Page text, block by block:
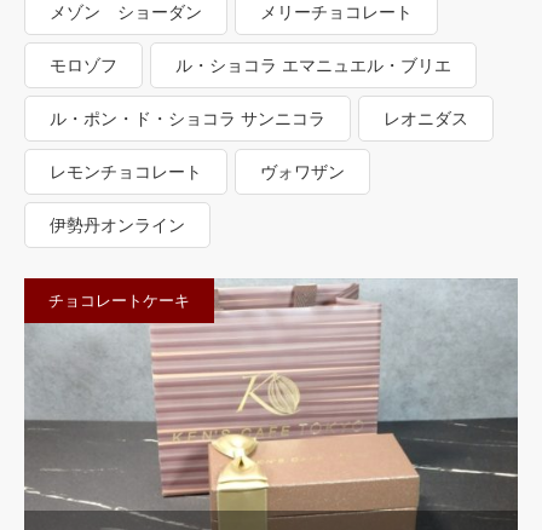
メゾン ショーダン メリーチョコレート
モロゾフ ル・ショコラ エマニュエル・ブリエ
ル・ポン・ド・ショコラ サンニコラ レオニダス
レモンチョコレート ヴォワザン
伊勢丹オンライン
チョコレートケーキ